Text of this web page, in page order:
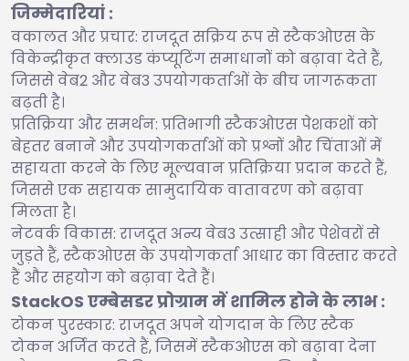
जिम्मेदारियां :
वकालत और प्रचार: राजदूत सक्रिय रूप से स्टैकओएस के
विकेन्द्रीकृत क्लाउड कंप्यूटिंग समाधानों को बढ़ावा देते हैं,
जिससे वेब2 और वेब3 उपयोगकर्ताओं के बीच जागरूकता
बढ़ती है।
प्रतिक्रिया और समर्थन: प्रतिभागी स्टैकओएस पेशकशों को
बेहतर बनाने और उपयोगकर्ताओं को प्रश्नों और चिंताओं में
सहायता करने के लिए मूल्यवान प्रतिक्रिया प्रदान करते हैं,
जिससे एक सहायक सामुदायिक वातावरण को बढ़ावा
मिलता है।
नेटवर्क विकास: राजदूत अन्य वेब3 उत्साही और पेशेवरों से
जुड़ते हैं, स्टैकओएस के उपयोगकर्ता आधार का विस्तार करते
हैं और सहयोग को बढ़ावा देते हैं।
StackOS एम्बेसडर प्रोग्राम में शामिल होने के लाभ :
टोकन पुरस्कार: राजदूत अपने योगदान के लिए स्टैक
टोकन अर्जित करते हैं, जिसमें स्टैकओएस को बढ़ावा देना